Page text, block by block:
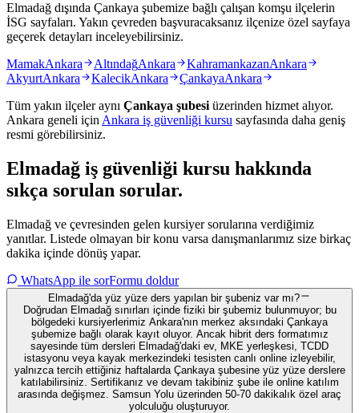
Elmadağ dışında Çankaya şubemize bağlı çalışan komşu ilçelerin
İSG sayfaları. Yakın çevreden başvuracaksanız ilçenize özel sayfaya
geçerek detayları inceleyebilirsiniz.
MamakAnkara AltındağAnkara KahramankazanAnkara
AkyurtAnkara KalecikAnkara ÇankayaAnkara
Tüm yakın ilçeler aynı Çankaya şubesi üzerinden hizmet alıyor.
Ankara geneli için Ankara iş güvenliği kursu sayfasında daha geniş
resmi görebilirsiniz.
Elmadağ iş güvenliği kursu hakkında
sıkça sorulan sorular.
Elmadağ ve çevresinden gelen kursiyer sorularına verdiğimiz
yanıtlar. Listede olmayan bir konu varsa danışmanlarımız size birkaç
dakika içinde dönüş yapar.
WhatsApp ile sorFormu doldur
Elmadağ'da yüz yüze ders yapılan bir şubeniz var mı?
Doğrudan Elmadağ sınırları içinde fiziki bir şubemiz bulunmuyor; bu
bölgedeki kursiyerlerimiz Ankara'nın merkez aksındaki Çankaya
şubemize bağlı olarak kayıt oluyor. Ancak hibrit ders formatımız
sayesinde tüm dersleri Elmadağ'daki ev, MKE yerleşkesi, TCDD
istasyonu veya kayak merkezindeki tesisten canlı online izleyebilir,
yalnızca tercih ettiğiniz haftalarda Çankaya şubesine yüz yüze derslere
katılabilirsiniz. Sertifikanız ve devam takibiniz şube ile online katılım
arasında değişmez. Samsun Yolu üzerinden 50-70 dakikalık özel araç
yolculuğu oluşturuyor.